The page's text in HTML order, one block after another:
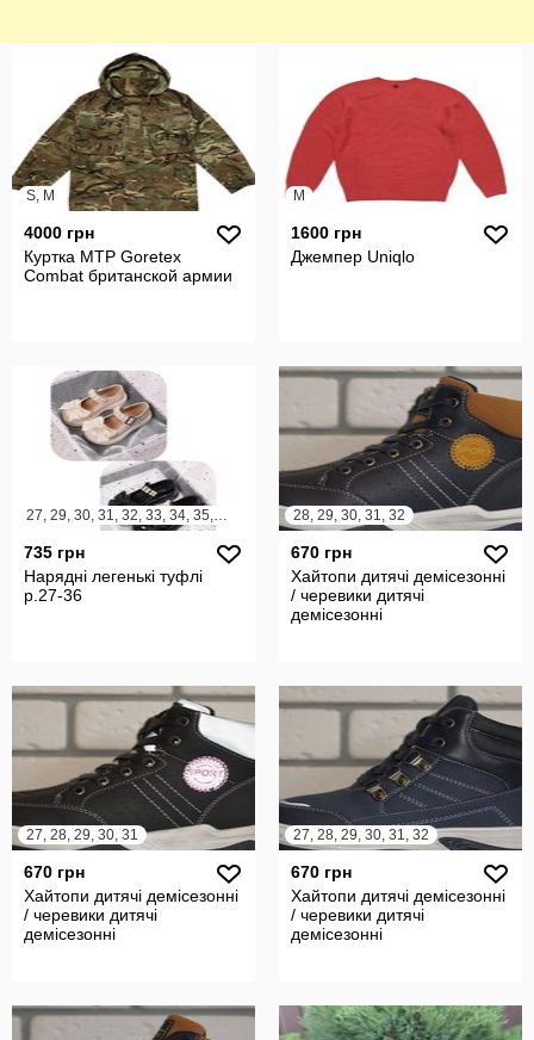
S, M
4000 грн
Куртка MTP Goretex
Combat британской армии
M
1600 грн
Джемпер Uniqlo
27, 29, 30, 31, 32, 33, 34, 35, 36
735 грн
Нарядні легенькі туфлі
р.27-36
28, 29, 30, 31, 32
670 грн
Хайтопи дитячі демісезонні
/ черевики дитячі
демісезонні
27, 28, 29, 30, 31
670 грн
Хайтопи дитячі демісезонні
/ черевики дитячі
демісезонні
27, 28, 29, 30, 31, 32
670 грн
Хайтопи дитячі демісезонні
/ черевики дитячі
демісезонні